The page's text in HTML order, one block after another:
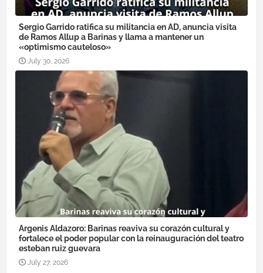
Sergio Garrido ratifica su militancia en AD, anuncia visita
de Ramos Allup a Barinas y llama a mantener un
«optimismo cauteloso»
July 30, 2026
Argenis Aldazoro: Barinas reaviva su corazón cultural y
fortalece el poder popular con la reinauguración del teatro
esteban ruiz guevara
July 27, 2026